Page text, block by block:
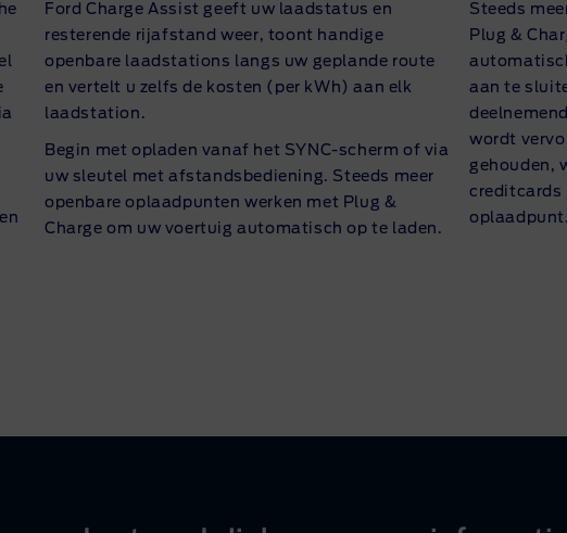
Ford Charge Assist geeft uw laadstatus en
resterende rijafstand weer, toont handige
openbare laadstations langs uw geplande route
en vertelt u zelfs de kosten (per kWh) aan elk
laadstation.
Begin met opladen vanaf het SYNC-scherm of via
uw sleutel met afstandsbediening. Steeds meer
openbare oplaadpunten werken met Plug &
Charge om uw voertuig automatisch op te laden.
Steeds
Plug &
aan te
wordt
gehouden,
creditcards
oplaadpunt.